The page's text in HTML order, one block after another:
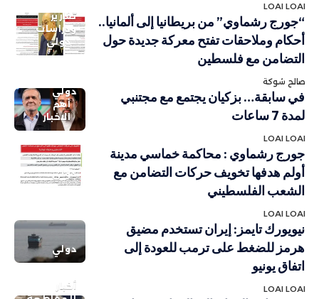
LOAI LOAI
تقارير
ودراسات
دولي
“جورج رشماوي” من بريطانيا إلى ألمانيا..
أحكام وملاحقات تفتح معركة جديدة حول
التضامن مع فلسطين
صالح شوكة
دولي
أهم
الاخبار
في سابقة… بزكيان يجتمع مع مجتنبي
لمدة 7 ساعات
LOAI LOAI
دولي
جورج رشماوي : محاكمة خماسي مدينة
أولم هدفها تخويف حركات التضامن مع
الشعب الفلسطيني
LOAI LOAI
دولي
نيويورك تايمز: إيران تستخدم مضيق
هرمز للضغط على ترمب للعودة إلى
اتفاق يونيو
LOAI LOAI
أخبار